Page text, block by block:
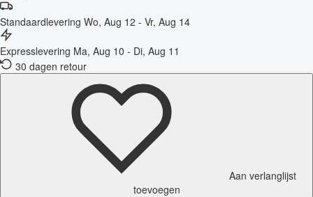
Standaardlevering Wo, Aug 12 - Vr, Aug 14
Expresslevering Ma, Aug 10 - Di, Aug 11
30 dagen retour
Aan verlanglijst
toevoegen